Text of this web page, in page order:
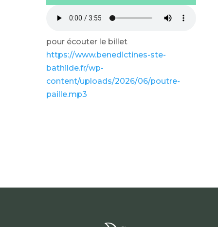
pour écouter le billet
https://www.benedictines-ste-
bathilde.fr/wp-
content/uploads/2026/06/poutre-
paille.mp3